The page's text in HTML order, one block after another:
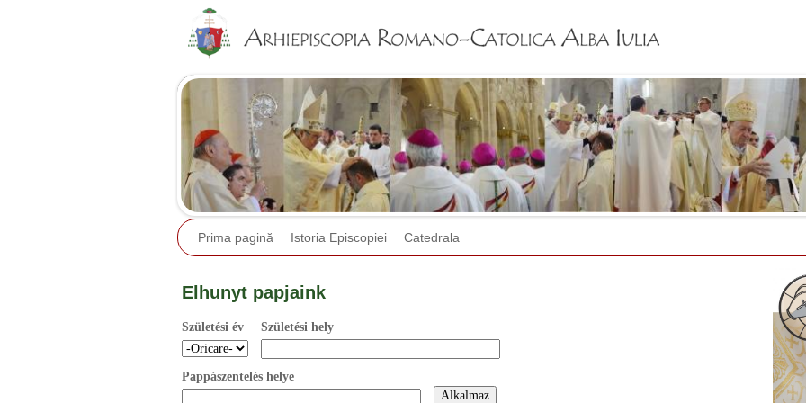
Prima pagină Istoria Episcopiei Catedrala
Elhunyt papjaink
Születési év Születési hely
Pappászentelés helye